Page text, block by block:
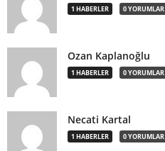
1 HABERLER 0 YORUMLAR
Ozan Kaplanoğlu
1 HABERLER 0 YORUMLAR
Necati Kartal
1 HABERLER 0 YORUMLAR